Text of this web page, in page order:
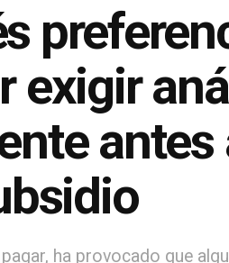
exigir
antes
ha provocado que